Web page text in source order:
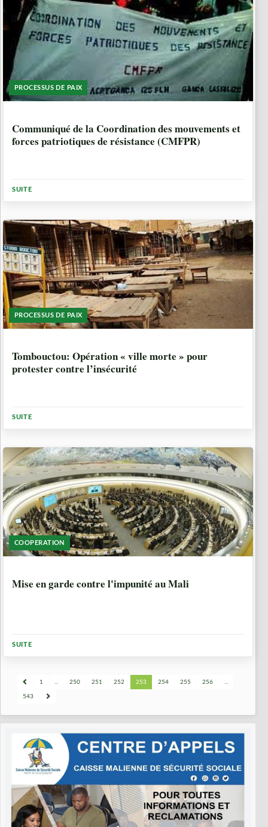
PROCESSUS DE PAIX
Communiqué de la Coordination des mouvements et
forces patriotiques de résistance (CMFPR)
SUITE
PROCESSUS DE PAIX
Tombouctou: Opération « ville morte » pour
protester contre l’insécurité
SUITE
COOPERATION
Mise en garde contre l'impunité au Mali
SUITE
1 ... 250 251 252 253 254 255 256 ...
543